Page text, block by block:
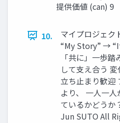
提供価値 (can) 9
10.
マイプロジェク
“My Story” →
「共に」一歩
して支え合う
立ち止まり歓迎
より、 一人一
ているかどう
Jun SUTO All